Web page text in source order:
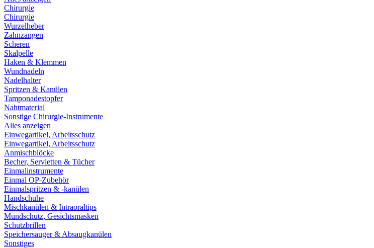
Chirurgie
Chirurgie
Wurzelheber
Zahnzangen
Scheren
Skalpelle
Haken & Klemmen
Wundnadeln
Nadelhalter
Spritzen & Kanülen
Tamponadestopfer
Nahtmaterial
Sonstige Chirurgie-Instrumente
Alles anzeigen
Einwegartikel, Arbeitsschutz
Einwegartikel, Arbeitsschutz
Anmischblöcke
Becher, Servietten & Tücher
Einmalinstrumente
Einmal OP-Zubehör
Einmalspritzen & -kanülen
Handschuhe
Mischkanülen & Intraoraltips
Mundschutz, Gesichtsmasken
Schutzbrillen
Speichersauger & Absaugkanülen
Sonstiges